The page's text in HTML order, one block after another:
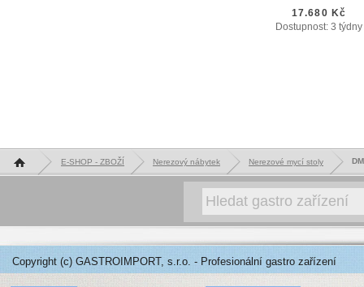
17.680 Kč
Dostupnost: 3 týdny
Hlavní stránka E-SHOP - ZBOŽÍ Nerezový nábytek Nerezové mycí stoly
Copyright (c) GASTROIMPORT, s.r.o. - Profesionální gastro zařízení